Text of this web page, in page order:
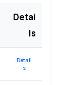
Detai
ls
Detail
s